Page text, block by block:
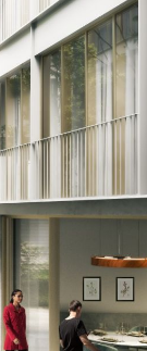
04/26
FIN DE GROS
Après la livraison de
périphérique, nous